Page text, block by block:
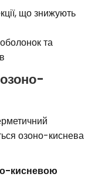
що знижують
та
озоно-
озоно-киснева
кисневою